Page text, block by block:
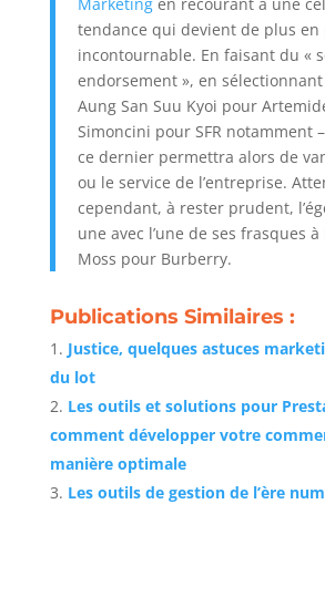
tendance qui devient de plus en
incontournable. En faisant du «
endorsement », en
Aung San Suu Kyoi pour
Simoncini pour SFR notamment
ce dernier permettra alors de
ou le service de l’entreprise.
cependant, à rester prudent,
une avec l’une de ses frasques à
Moss pour Burberry.
Publications Similaires :
Justice, quelques astuces
du lot
Les outils et solutions pour
comment développer votre
manière optimale
Les outils de gestion de l’ère